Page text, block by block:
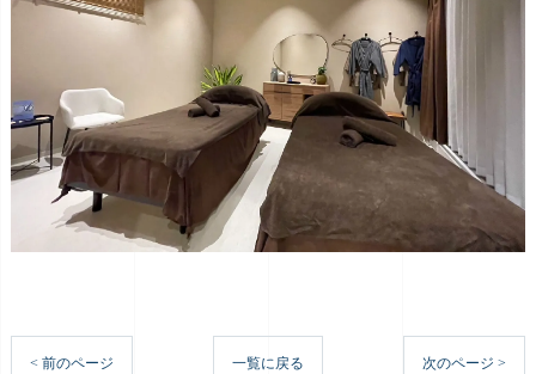
< 前のページ 一覧に戻る 次のページ >